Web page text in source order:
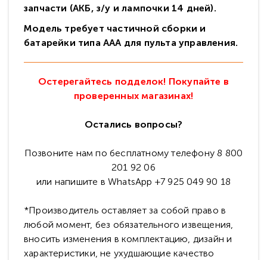
запчасти (АКБ, з/у и лампочки 14 дней).
Модель требует частичной сборки и
батарейки типа ААА для пульта управления.
Остерегайтесь подделок! Покупайте в
проверенных магазинах!
Остались вопросы?
Позвоните нам по бесплатному телефону 8 800
201 92 06
или напишите в WhatsApp +7 925 049 90 18
*Производитель оставляет за собой право в
любой момент, без обязательного извещения,
вносить изменения в комплектацию, дизайн и
характеристики, не ухудшающие качество